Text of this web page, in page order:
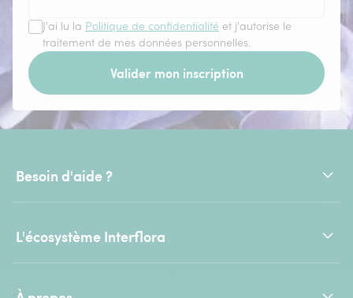
J'ai lu la Politique de confidentialité et j'autorise le
traitement de mes données personnelles.
Valider mon inscription
Besoin d'aide ?
L'écosystème Interflora